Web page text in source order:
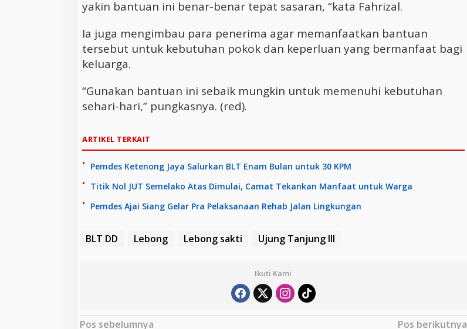
yakin bantuan ini benar-benar tepat sasaran, “kata Fahrizal.
Ia juga mengimbau para penerima agar memanfaatkan bantuan
tersebut untuk kebutuhan pokok dan keperluan yang bermanfaat bagi
keluarga.
“Gunakan bantuan ini sebaik mungkin untuk memenuhi kebutuhan
sehari-hari,” pungkasnya. (red).
ARTIKEL TERKAIT
Pemdes Ketenong Jaya Salurkan BLT Enam Bulan untuk 30 KPM
Titik Nol JUT Semelako Atas Dimulai, Camat Tekankan Manfaat untuk Warga
Pemdes Ajai Siang Gelar Pra Pelaksanaan Rehab Jalan Lingkungan
BLT DD Lebong Lebong sakti Ujung Tanjung III
Ikuti Kami
Pos sebelumnya
Pos berikutnya